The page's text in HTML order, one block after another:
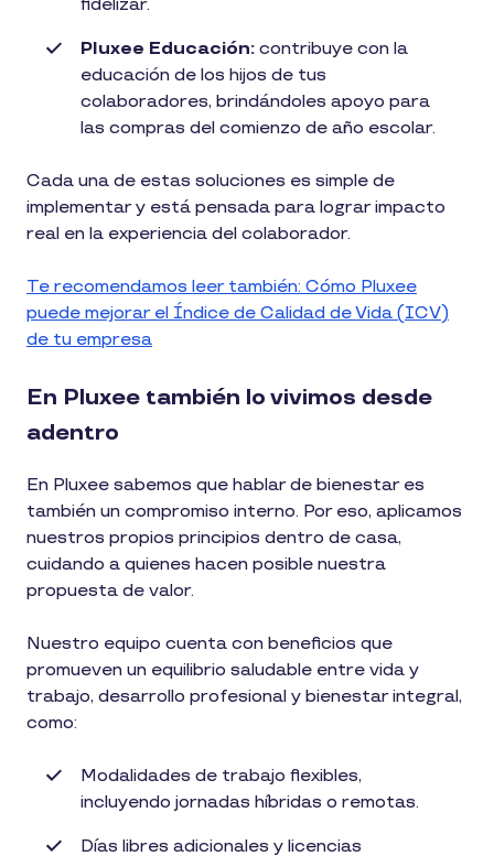
fidelizar.
Pluxee Educación: contribuye con la
educación de los hijos de tus
colaboradores, brindándoles apoyo para
las compras del comienzo de año escolar.
Cada una de estas soluciones es simple de
implementar y está pensada para lograr impacto
real en la experiencia del colaborador.
Te recomendamos leer también: Cómo Pluxee
puede mejorar el Índice de Calidad de Vida (ICV)
de tu empresa
En Pluxee también lo vivimos desde
adentro
En Pluxee sabemos que hablar de bienestar es
también un compromiso interno. Por eso, aplicamos
nuestros propios principios dentro de casa,
cuidando a quienes hacen posible nuestra
propuesta de valor.
Nuestro equipo cuenta con beneficios que
promueven un equilibrio saludable entre vida y
trabajo, desarrollo profesional y bienestar integral,
como:
Modalidades de trabajo flexibles,
incluyendo jornadas híbridas o remotas.
Días libres adicionales y licencias